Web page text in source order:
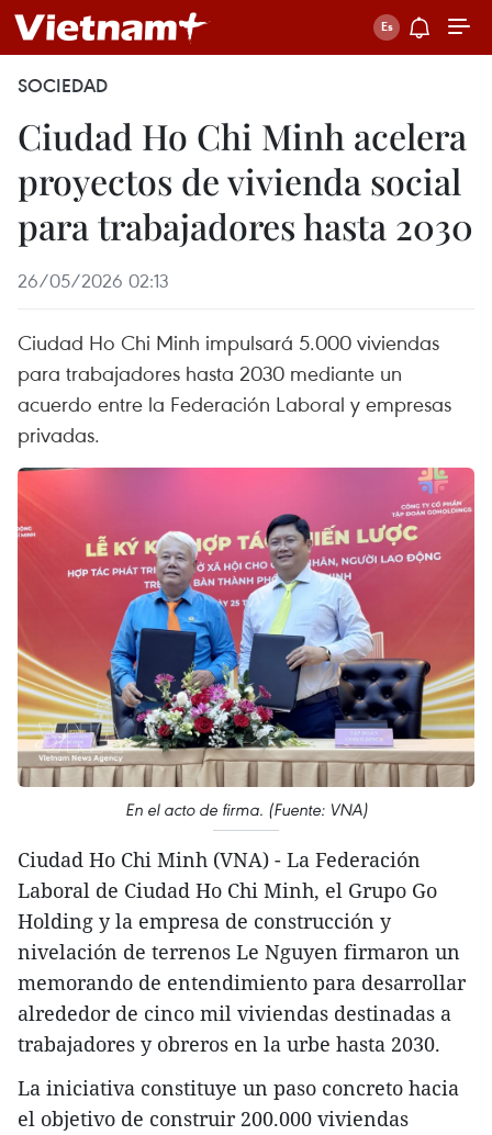
SOCIEDAD
Ciudad Ho Chi Minh acelera
proyectos de vivienda social
para trabajadores hasta 2030
26/05/2026 02:13
Ciudad Ho Chi Minh impulsará 5.000 viviendas
para trabajadores hasta 2030 mediante un
acuerdo entre la Federación Laboral y empresas
privadas.
En el acto de firma. (Fuente: VNA)
​Ciudad Ho Chi Minh (VNA) - La Federación
Laboral de Ciudad Ho Chi Minh, el Grupo Go
Holding y la empresa de construcción y
nivelación de terrenos Le Nguyen firmaron un
memorando de entendimiento para desarrollar
alrededor de cinco mil viviendas destinadas a
trabajadores y obreros en la urbe hasta 2030.
La iniciativa constituye un paso concreto hacia
el objetivo de construir 200.000 viviendas